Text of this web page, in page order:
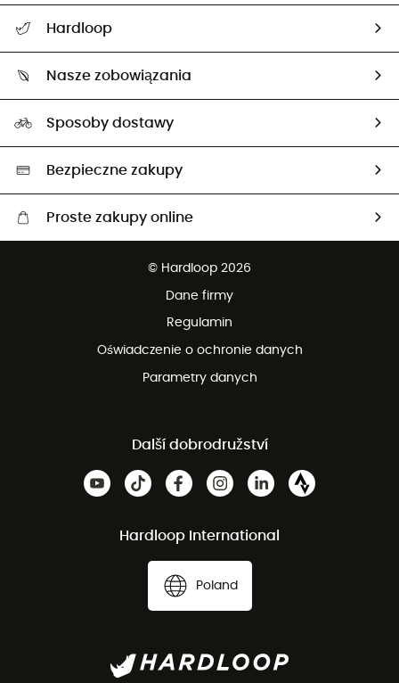
Śledzenie przesyłki
Zwrot artykułów i zwrot środków
Hardloop
Nasze zobowiązania
Neutralność węglowa
Wybrane produkty eko
Sposoby dostawy
Bezpieczne zakupy
Proste zakupy online
© Hardloop 2026
Dane firmy
Regulamin
Oświadczenie o ochronie danych
Parametry danych
Další dobrodružství
Hardloop International
Poland